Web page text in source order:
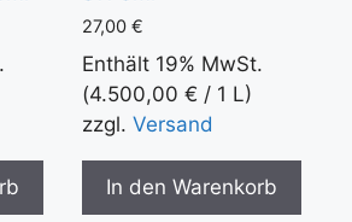
27,00 €
Enthält 19% MwSt.
(4.500,00 € / 1 L)
zzgl. Versand
In den Warenkorb